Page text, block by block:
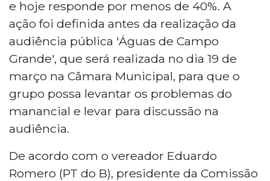
e hoje responde por menos de 40%. A
ação foi definida antes da realização da
audiência pública 'Águas de Campo
Grande', que será realizada no dia 19 de
março na Câmara Municipal, para que o
grupo possa levantar os problemas do
manancial e levar para discussão na
audiência.
De acordo com o vereador Eduardo
Romero (PT do B), presidente da Comissão